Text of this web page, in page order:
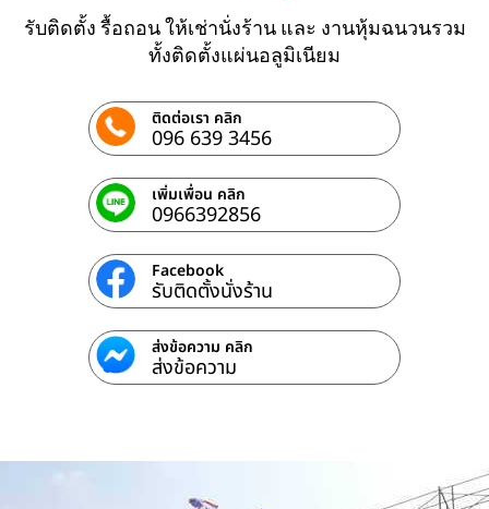
รับติดตั้ง รื้อถอน ให้เช่านั่งร้าน และ งานหุ้มฉนวนรวม
ทั้งติดตั้งแผ่นอลูมิเนียม
ติดต่อเรา คลิก
096 639 3456
เพิ่มเพื่อน คลิก
0966392856
Facebook
รับติดตั้งนั่งร้าน
ส่งข้อความ คลิก
ส่งข้อความ